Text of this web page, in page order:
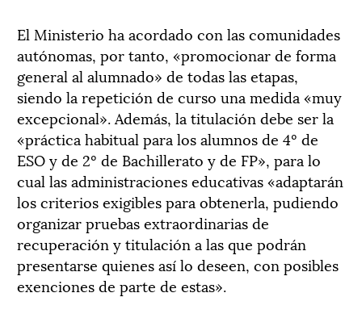
El Ministerio ha acordado con las comunidades
autónomas, por tanto, «promocionar de forma
general al alumnado» de todas las etapas,
siendo la repetición de curso una medida «muy
excepcional». Además, la titulación debe ser la
«práctica habitual para los alumnos de 4º de
ESO y de 2º de Bachillerato y de FP», para lo
cual las administraciones educativas «adaptarán
los criterios exigibles para obtenerla, pudiendo
organizar pruebas extraordinarias de
recuperación y titulación a las que podrán
presentarse quienes así lo deseen, con posibles
exenciones de parte de estas».